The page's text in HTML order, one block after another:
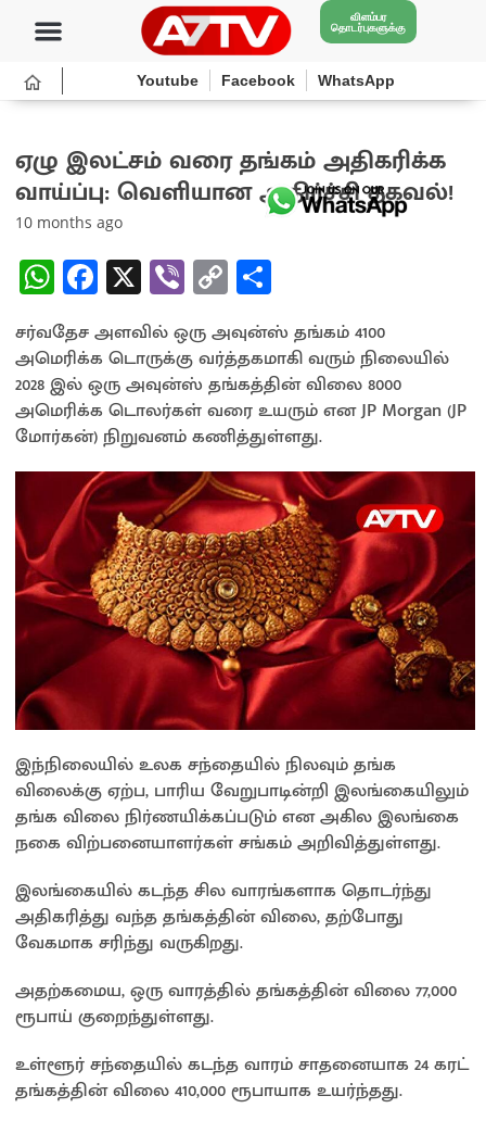
விளம்பர
தொடர்புகளுக்கு
Youtube Facebook WhatsApp
ஏழு இலட்சம் வரை தங்கம் அதிகரிக்க
வாய்ப்பு: வெளியான அதிர்ச்சி தகவல்!
10 months ago
W
h
at
sA
p
p
Fa
ce
b
o
o
k
X Vi
b
er
C
o
py
Li
n
k
h
ar
e
சர்வதேச அளவில் ஒரு அவுன்ஸ் தங்கம் 4100
அமெரிக்க டொருக்கு வர்த்தகமாகி வரும் நிலையில்
2028 இல் ஒரு அவுன்ஸ் தங்கத்தின் விலை 8000
அமெரிக்க டொலர்கள் வரை உயரும் என JP Morgan (JP
மோர்கன்) நிறுவனம் கணித்துள்ளது.
இந்நிலையில் உலக சந்தையில் நிலவும் தங்க
விலைக்கு ஏற்ப, பாரிய வேறுபாடின்றி இலங்கையிலும்
தங்க விலை நிர்ணயிக்கப்படும் என அகில இலங்கை
நகை விற்பனையாளர்கள் சங்கம் அறிவித்துள்ளது.
இலங்கையில் கடந்த சில வாரங்களாக தொடர்ந்து
அதிகரித்து வந்த தங்கத்தின் விலை, தற்போது
வேகமாக சரிந்து வருகிறது.
அதற்கமைய, ஒரு வாரத்தில் தங்கத்தின் விலை 77,000
ரூபாய் குறைந்துள்ளது.
உள்ளூர் சந்தையில் கடந்த வாரம் சாதனையாக 24 கரட்
தங்கத்தின் விலை 410,000 ரூபாயாக உயர்ந்தது.